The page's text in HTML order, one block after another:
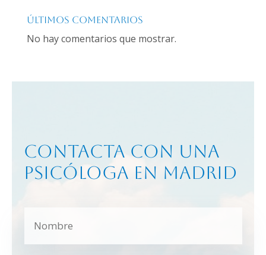
Últimos comentarios
No hay comentarios que mostrar.
Contacta con una
psicóloga en Madrid